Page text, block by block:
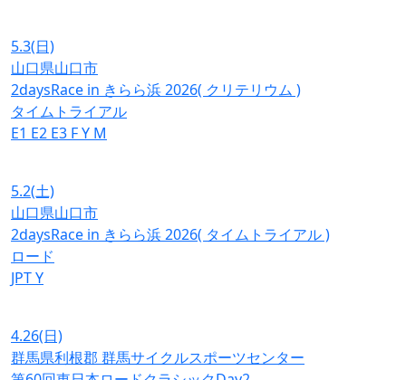
5.3(日)
山口県山口市
2daysRace in きらら浜 2026( クリテリウム )
タイムトライアル
E1 E2 E3 FY M
5.2(土)
山口県山口市
2daysRace in きらら浜 2026( タイムトライアル )
ロード
JPTY
4.26(日)
群馬県利根郡 群馬サイクルスポーツセンター